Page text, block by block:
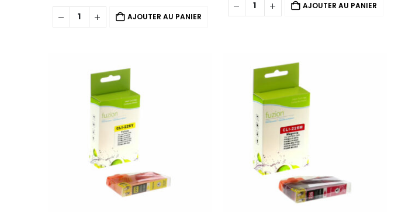
AJOUTER AU PANIER
AJOUTER AU PANIER